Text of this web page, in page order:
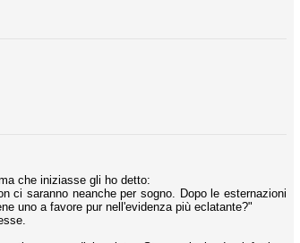
che iniziasse gli ho detto:
ci saranno neanche per sogno. Dopo le esternazioni
uno a favore pur nell'evidenza più eclatante?"
restando che poi
Neto, Zaza.
sua generazione,
scegliere il tempo
di testa. Bravo.